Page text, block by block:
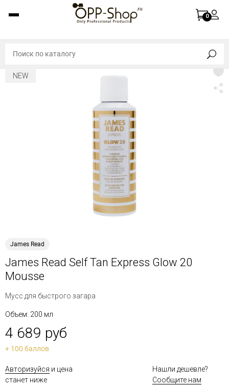
0
NEW
James Read
James Read Self Tan Express Glow 20
Mousse
Мусс для быстрого загара
Объем: 200 мл
4 689 руб
+ 100 баллов
Авторизуйся и цена
станет ниже
Нашли дешевле?
Сообщите нам